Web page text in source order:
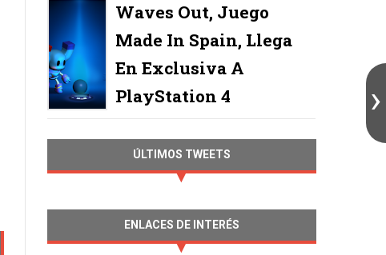
Waves Out, Juego
Made In Spain, Llega
En Exclusiva A
PlayStation 4
ÚLTIMOS TWEETS
ENLACES DE INTERÉS